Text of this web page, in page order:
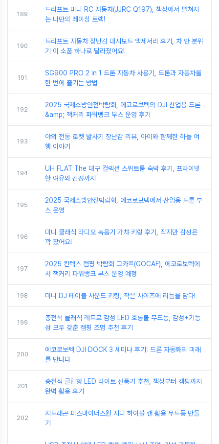
189
드리프트 미니 RC 자동차(JJRC Q197), 책상에서 펼쳐지
는 나만의 레이싱 트랙!
190
드리프트 자동차 장난감 대시보드 액세서리 후기, 차 안 분위
기 이 소품 하나로 달라졌어요!
191
SG900 PRO 2 in 1 드론 자동차 사용기, 드론과 자동차를
한 번에 즐기는 방법
192
2025 국제소방안전박람회, 에코로보텍의 DJI 산업용 드론
&amp; 잭커리 파워뱅크 부스 운영 후기
193
야외 전동 로켓 발사기 장난감 리뷰, 아이와 함께한 하늘 여
행 이야기
194
UH FLAT The 대구 컬렉션 스위트룸 숙박 후기, 프라이빗
한 여유와 감성까지
195
2025 국제소방안전박람회, 에코로보텍에서 산업용 드론 부
스 운영
196
미니 클래식 라디오 녹음기 가챠 키링 후기, 작지만 감성은
꽉 찼어요!
197
2025 킨텍스 캠핑 박람회 고카프(GOCAF), 에코로보텍에
서 잭커리 파워뱅크 부스 운영 예정
198 미니 DJ 테이블 사운드 키링, 작은 사이즈에 리듬을 담다!
199
충전식 클래식 레트로 감성 LED 호롱불 무드등, 감성+기능
성 모두 갖춘 캠핑 조명 추천 후기
200
에코로보텍 DJI DOCK 3 세미나 후기: 드론 자동화의 미래
를 만나다
201
충전식 클립형 LED 라이트 선풍기 추천, 책상부터 캠핑까지
완벽 활용 후기
202
지드래곤 피스마이너스원 지디 하이볼 캔 활용 무드등 만들
기